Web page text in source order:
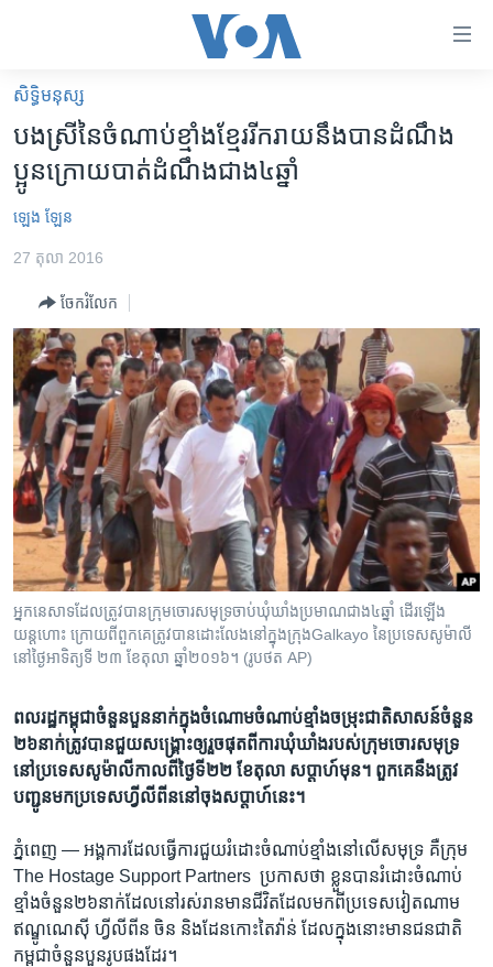
គេហទំព័រ​
ទាក់ទង
និង​
ទំព័រ​
ម្តង
រំលង​
និង​
ចូល​
ទៅ​
ទំព័រ​
រចនា
សម្ព័ន្ធ​
រំលង​
និង​
ទៅ​
កាន់​
ស្វែង​
រក
អន្តរជាតិ
អាមេរិក
ហេឡូវីអូអេ
កម្ពុជាច្នៃប្រតិដ្ឋ
ព្រឹត្តិការណ៍ព័ត៌មាន
ទូរទស្សន៍ / វីដេអូ​
វិទ្យុ / ផតខាសថ៍
កម្មវិធីទាំងអស់
Khmer English
បណ្តាញ​សង្គម
សិទ្ធិ​មនុស្ស
បង​ស្រី​​នៃ​ចំណាប់​ខ្មាំង​ខ្មែរ​រីក​រាយ​នឹង​បាន​ដំណឹង​
ប្អូន​ក្រោយ​បាត់​ដំណឹង​ជាង​៤​ឆ្នាំ
ឡេង ឡែន
27 តុលា 2016
ចែករំលែក
អ្នកនេសាទ​ដែល​ត្រូវ​បាន​ក្រុមចោរ​សមុទ្រ​ចាប់​ឃុំឃាំង​ប្រមាណ​ជាង​៤ឆ្នាំ ដើរ​ឡើង​
យន្តហោះ ក្រោយពី​ពួកគេ​​ត្រូវ​បាន​ដោះលែង​នៅ​ក្នុង​ក្រុងGalkayo នៃ​ប្រទេស​សូម៉ាលី
នៅ​ថ្ងៃ​អាទិត្យទី ២៣ ខែតុលា ឆ្នាំ២០១៦។ (រូបថត AP)
ពលរដ្ឋ​កម្ពុជា​ចំនួន​បួន​នាក់​ក្នុង​ចំណោម​ចំណាប់​ខ្មាំង​ចម្រុះ​ជាតិ​សាសន៍​ចំនួន​
២៦​​នាក់​​ត្រូវ​បាន​ជួយ​សង្គ្រោះ​ឲ្យ​រួច​ផុត​ពី​ការ​ឃុំឃាំង​របស់​ក្រុម​ចោរ​សមុទ្រ​
នៅ​​ប្រទេស​សូម៉ាលី​​កាល​ពី​ថ្ងៃ​ទី២២ ខែ​តុលា ​សប្ដាហ៍​មុន។​ ពួកគេ​​នឹង​ត្រូវ​
បញ្ជូន​មក​ប្រទេស​ហ្វីលីពីន​នៅ​ចុង​សប្តាហ៍​នេះ។
ភ្នំពេញ — អង្គការ​ដែល​ធ្វើការ​ជួយ​រំដោះ​ចំណាប់​ខ្មាំង​នៅ​លើ​សមុទ្រ គឺ​ក្រុម​
The Hostage ​Support ​Partners ​ ប្រកាស​ថា​ ខ្លួន​បាន​រំដោះចំណាប់​
ខ្មាំង​ចំនួន​២៦នាក់​ដែល​នៅ​រស់រាន​មាន​ជីវិតដែល​មកពី​ប្រទេស​វៀតណាម​
ឥណ្ឌូណេស៊ី​ ហ្វីលីពីន​ ចិន និង​ដែន​កោះ​តៃវ៉ាន់ ដែល​ក្នុង​នោះ​មានជនជាតិ​
កម្ពុជា​ចំនួនបួន​រូប​ផង​ដែរ។